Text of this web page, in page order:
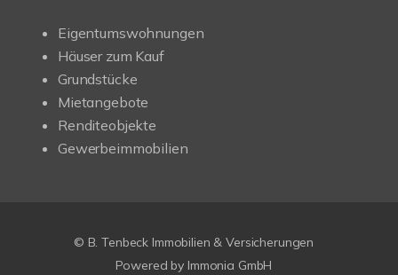
Eigentumswohnungen
Häuser zum Kauf
Grundstücke
Mietangebote
Renditeobjekte
Gewerbeimmobilien
© B. Tenbeck Immobilien & Versicherungen
Powered by Immonia GmbH